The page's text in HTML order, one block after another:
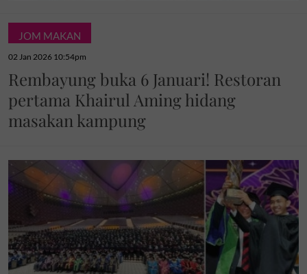
JOM MAKAN
02 Jan 2026 10:54pm
Rembayung buka 6 Januari! Restoran
pertama Khairul Aming hidang
masakan kampung